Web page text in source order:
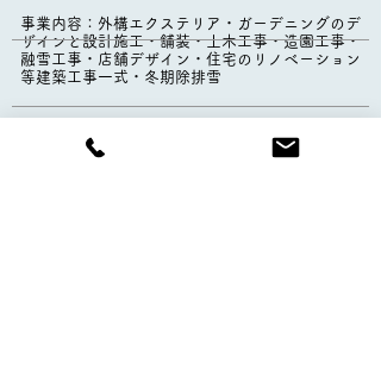
事業内容： 外構エクステリア・ガーデニングのデ
ザインと設計施工・舗装・土木工事・造園工事・
融雪工事・店舗デザイン・住宅のリノベーション
等建築工事一式・冬期除排雪